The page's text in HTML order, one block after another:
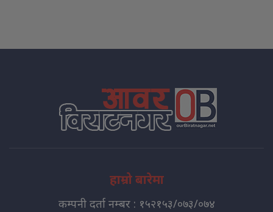
हाम्रो बारेमा
कम्पनी दर्ता नम्बर : १५२१५३/०७३/०७४